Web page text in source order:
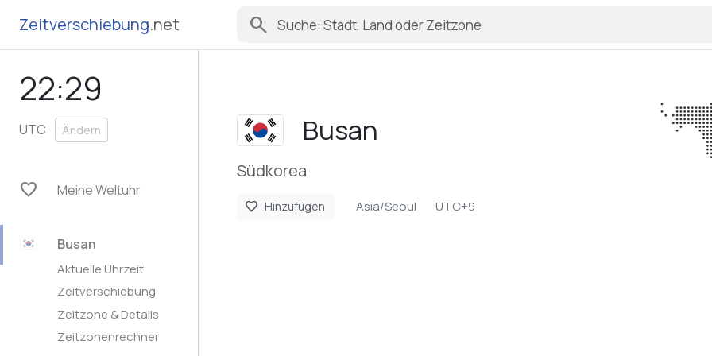
Zeitverschiebung.net search
22:29
UTC Ändern
favorite Meine Weltuhr
Busan
Aktuelle Uhrzeit
Zeitverschiebung
Zeitzone & Details
Zeitzonenrechner
Busan
Südkorea
favorite Hinzufügen Asia/Seoul UTC+9